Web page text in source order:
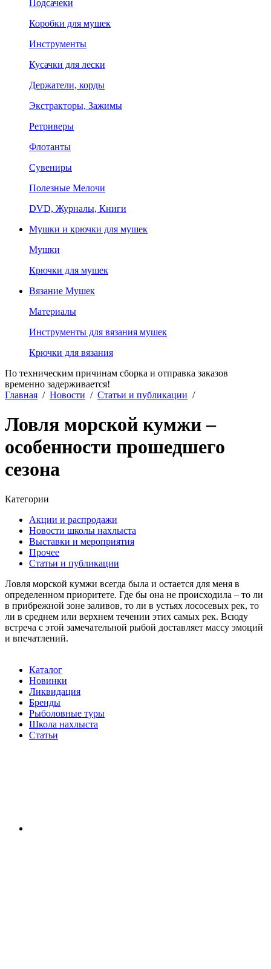
Подсачеки
Коробки для мушек
Инструменты
Кусачки для лески
Держатели, корды
Экстракторы, Зажимы
Ретриверы
Флотанты
Сувениры
Полезные Мелочи
DVD, Журналы, Книги
Мушки и крючки для мушек
Мушки
Крючки для мушек
Вязание Мушек
Материалы
Инструменты для вязания мушек
Крючки для вязания
По техническим причинам сборка и отправка заказов
временно задерживается!
Главная / Новости / Статьи и публикации /
Ловля морской кумжи –
особенности прошедшего
сезона
Категории
Акции и распродажи
Новости школы нахлыста
Выставки и мероприятия
Прочее
Статьи и публикации
Ловля морской кумжи всегда была и остается для меня в
определенном приоритете. Где бы она не происходила – то ли
в прибрежной зоне заливов, то ли в устьях лососевых рек, то
ли в среднем или верхнем течении этих самых рек. Всюду
встреча с этой замечательной рыбой доставляет массу эмоций
и впечатлений.
Каталог
Новинки
Ликвидация
Бренды
Рыболовные туры
Школа нахлыста
Статьи